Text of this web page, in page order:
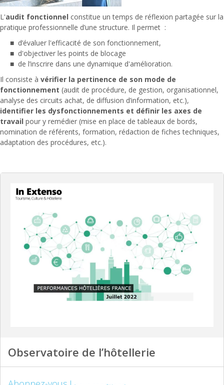
L'audit fonctionnel constitue un temps de réflexion partagée sur la
pratique professionnelle d’une structure. Il permet :
d’évaluer l'efficacité de son fonctionnement,
d'objectiver les points de blocage
de l’inscrire dans une dynamique d'amélioration.
Il consiste à vérifier la pertinence de son mode de
fonctionnement (audit de procédure, de gestion, organisationnel,
analyse des circuits achat, de diffusion d’information, etc.),
identifier les dysfonctionnements et définir les axes de
travail pour y remédier (mise en place de tableaux de bords,
nomination de référents, formation, rédaction de fiches techniques,
adaptation des procédures, etc.).
Observatoire de l’hôtellerie